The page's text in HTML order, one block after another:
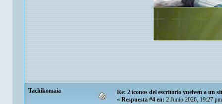
Tachikomaia
Re: 2 íconos del escritorio vuelven a un
«Respuesta #4 en:2 Junio 2026, 19:27